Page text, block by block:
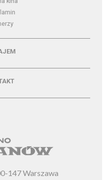
147 Warszawa